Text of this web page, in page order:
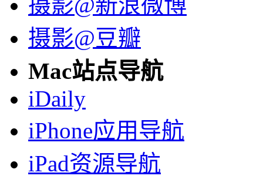
摄影@豆瓣
Mac站点导航
iDaily
iPhone应用导航
iPad资源导航